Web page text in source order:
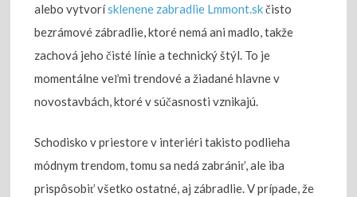
alebo vytvorísklenene zabradlie Lmmont.skčisto
bezrámové zábradlie, ktoré nemá ani madlo, takže
zachová jeho čisté línie a technický štýl. To je
momentálne veľmi trendové a žiadané hlavne v
novostavbách, ktoré v súčasnosti vznikajú.
Schodisko v priestore v interiéri takisto podlieha
módnym trendom, tomu sa nedá zabrániť, ale iba
prispôsobiť všetko ostatné, aj zábradlie. V prípade, že